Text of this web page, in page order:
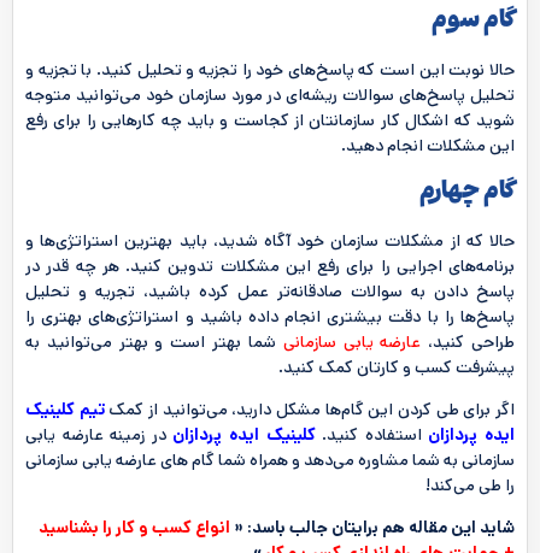
گام سوم
حالا نوبت این است که پاسخ‌های خود را تجزیه و تحلیل کنید. با تجزیه و
تحلیل پاسخ‌های سوالات ریشه‌ای در مورد سازمان خود می‌توانید متوجه
شوید که اشکال کار سازمانتان از کجاست و باید چه کارهایی را برای رفع
این مشکلات انجام دهید.
گام چهارم
حالا که از مشکلات سازمان خود آگاه شدید، باید بهترین استراتژی‌ها و
برنامه‌های اجرایی را برای رفع این مشکلات تدوین کنید. هر چه قدر در
پاسخ دادن به سوالات صادقانه‌تر عمل کرده باشید، تجریه و تحلیل
پاسخ‌ها را با دقت بیشتری انجام داده باشید و استراتژی‌های بهتری را
طراحی کنید، عارضه یابی سازمانی شما بهتر است و بهتر می‌توانید به
پیشرفت کسب و کارتان کمک کنید.
اگر برای طی کردن این گام‌ها مشکل دارید، می‌توانید از کمکتیم کلینیک
ایده‌ پردازان استفاده کنید.کلینیک ایده پردازاندر زمینه عارضه یابی
سازمانی به شما مشاوره می‌دهد و همراه شما گام‌ های عارضه یابی سازمانی
را طی می‌کند!
شاید این مقاله هم برایتان جالب باسد: « انواع کسب و کار را بشناسید